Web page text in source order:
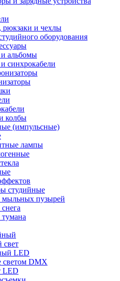
рюкзаки и чехлы
оборудования
альбомы
синхрокабели
колбы
(импульсные)
лампы
студийные
мыльных пузырей
свет
LED
светом DMX
LED